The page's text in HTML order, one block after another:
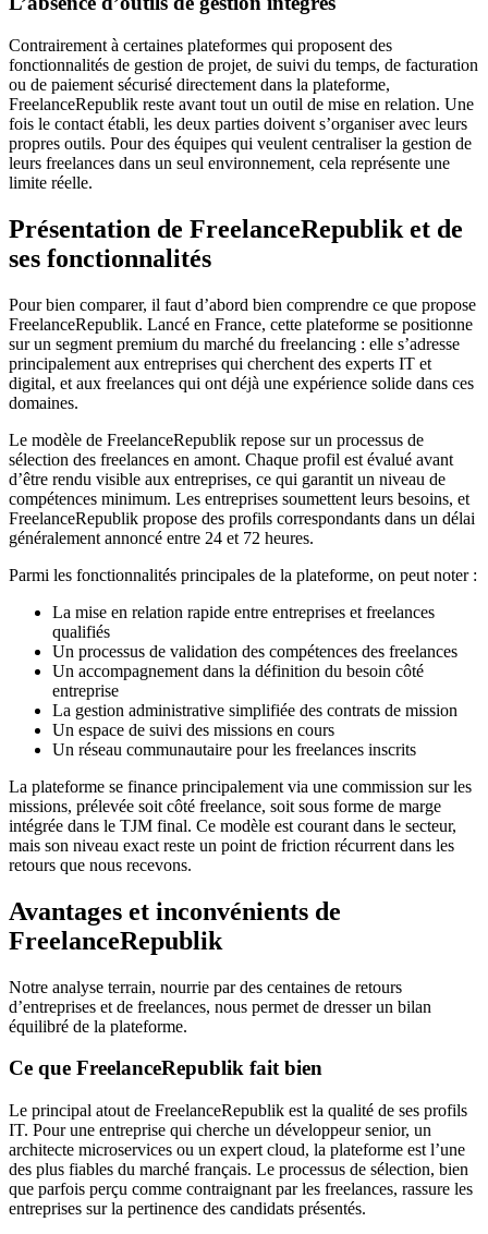
Contrairement à certaines plateformes qui proposent des
fonctionnalités de gestion de projet, de suivi du temps, de facturation
ou de paiement sécurisé directement dans la plateforme,
FreelanceRepublik reste avant tout un outil de mise en relation. Une
fois le contact établi, les deux parties doivent s’organiser avec leurs
propres outils. Pour des équipes qui veulent centraliser la gestion de
leurs freelances dans un seul environnement, cela représente une
limite réelle.
Présentation de FreelanceRepublik et de
ses fonctionnalités
Pour bien comparer, il faut d’abord bien comprendre ce que propose
FreelanceRepublik. Lancé en France, cette plateforme se positionne
sur un segment premium du marché du freelancing : elle s’adresse
principalement aux entreprises qui cherchent des experts IT et
digital, et aux freelances qui ont déjà une expérience solide dans ces
domaines.
Le modèle de FreelanceRepublik repose sur un processus de
sélection des freelances en amont. Chaque profil est évalué avant
d’être rendu visible aux entreprises, ce qui garantit un niveau de
compétences minimum. Les entreprises soumettent leurs besoins, et
FreelanceRepublik propose des profils correspondants dans un délai
généralement annoncé entre 24 et 72 heures.
Parmi les fonctionnalités principales de la plateforme, on peut noter :
La mise en relation rapide entre entreprises et freelances
qualifiés
Un processus de validation des compétences des freelances
Un accompagnement dans la définition du besoin côté
entreprise
La gestion administrative simplifiée des contrats de mission
Un espace de suivi des missions en cours
Un réseau communautaire pour les freelances inscrits
La plateforme se finance principalement via une commission sur les
missions, prélevée soit côté freelance, soit sous forme de marge
intégrée dans le TJM final. Ce modèle est courant dans le secteur,
mais son niveau exact reste un point de friction récurrent dans les
retours que nous recevons.
Avantages et inconvénients de
FreelanceRepublik
Notre analyse terrain, nourrie par des centaines de retours
d’entreprises et de freelances, nous permet de dresser un bilan
équilibré de la plateforme.
Ce que FreelanceRepublik fait bien
Le principal atout de FreelanceRepublik est la qualité de ses profils
IT. Pour une entreprise qui cherche un développeur senior, un
architecte microservices ou un expert cloud, la plateforme est l’une
des plus fiables du marché français. Le processus de sélection, bien
que parfois perçu comme contraignant par les freelances, rassure les
entreprises sur la pertinence des candidats présentés.